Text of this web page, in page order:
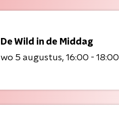
De Wild in de Middag
wo 5 augustus 16:00 - 18:00